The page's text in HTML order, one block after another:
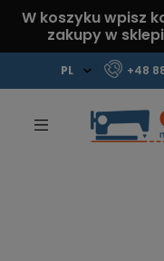
W koszyku wpisz
zakupy w
+48